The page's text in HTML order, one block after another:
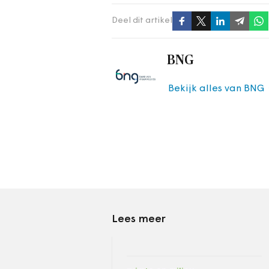
Deel dit artikel
BNG
Bekijk alles van BNG
Lees meer